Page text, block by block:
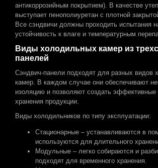
антикоррозийным покрытием). В качестве
выступает пенополиуретан с плотной
Все сэндвичи должны проходить испытания
устойчивость к влаге и температурным
Виды холодильных камер из
панелей
Сэндвич-панели подходят для разных видов
камер. В каждом случае они обеспечивают
изоляцию и позволяют создать
хранения продукции.
Виды холодильников по типу эксплуатации:
Стационарные – устанавливаются в
используются для длительного
Модульные – легко собираются и
подходят для временного хранения.